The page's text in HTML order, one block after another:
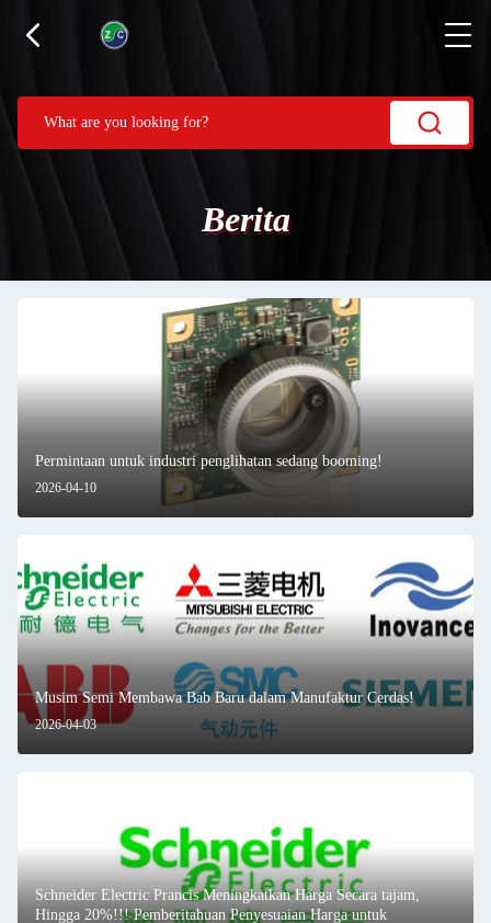
Berita
2026-04-10
Permintaan untuk industri penglihatan sedang booming!
2026-04-03
Musim Semi Membawa Bab Baru dalam Manufaktur Cerdas!
Schneider Electric Prancis Meningkatkan Harga Secara tajam,
Hingga 20%!!! Pemberitahuan Penyesuaian Harga untuk